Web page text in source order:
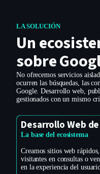
LA SOLUCIÓN
Un
sobre
No ofrecemos servicios
ocurren las búsquedas, las
Google. Desarrollo web,
gestionados con un mismo
Desarrollo Web
La base del ecosistema
Creamos sitios web
visitantes en consultas o
en la experiencia del